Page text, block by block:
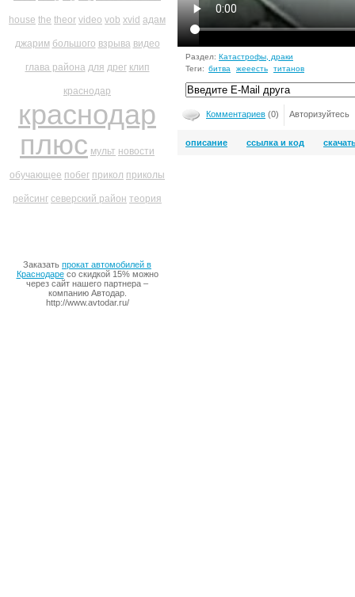
house the theor video vob xvid адам
джарим большого взрыва видео
глава района для дрег клип
краснодар
краснодар
плюс мульт новости
обучающее побег прикол приколы
рейсинг северский район теория
Заказать прокат автомобилей в
Краснодаресо скидкой 15% можно
через сайт нашего партнера –
компанию Автодар.
http://www.avtodar.ru/
Раздел: Катастрофы, драки
Теги: битва жееесть титанов
Комментариев (0) Авторизуйтесь
описание ссылка и код